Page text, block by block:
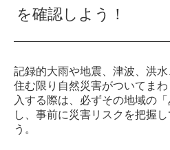
を確認しよう！
記録的大雨や地震、津波、洪
住む限り自然災害がついてま
入する際は、必ずその地域の「
し、事前に災害リスクを把握
う。